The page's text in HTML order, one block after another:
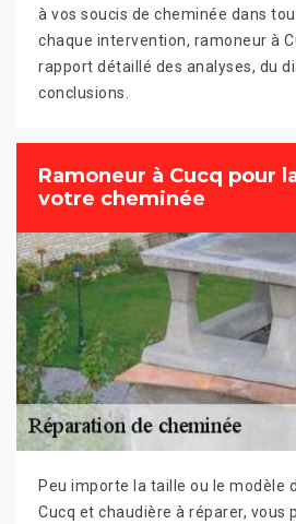
à vos soucis de cheminée dans
chaque intervention, ramoneur à
rapport détaillé des analyses, du
conclusions.
Ramoneur à Cucq pour
votre cheminée
Peu importe la taille ou le modèle
Cucq et chaudière à réparer, vous